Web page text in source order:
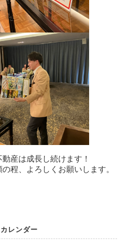
産は成長し続けます！
程、よろしくお願いします。
カレンダー